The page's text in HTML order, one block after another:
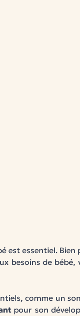
essentiel. Bien
besoins de bébé,
comme un
pour son